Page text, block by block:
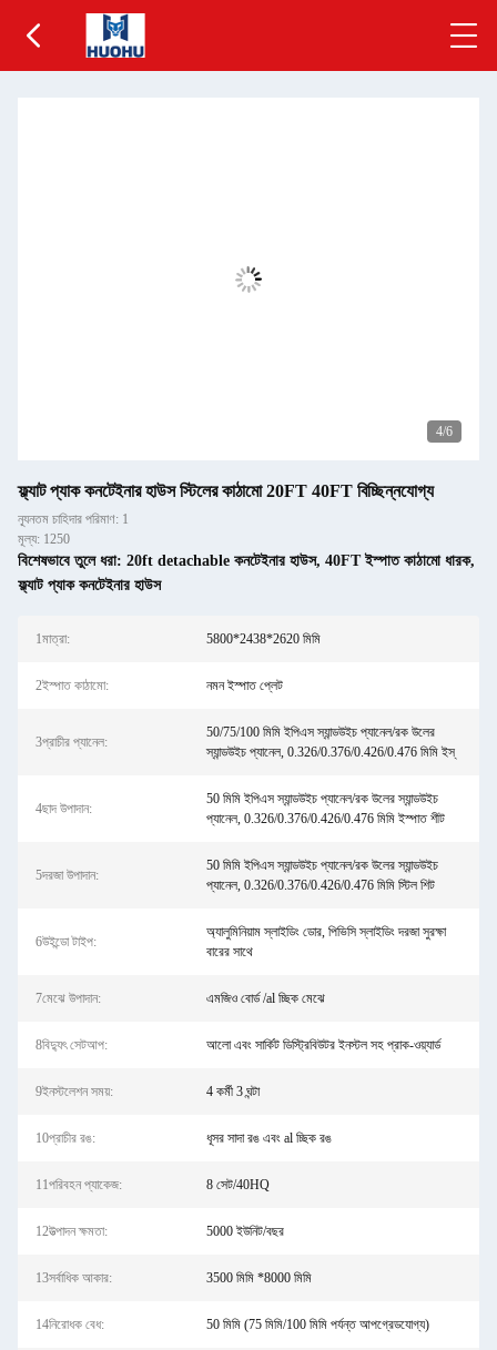
5/6
ফ্ল্যাট প্যাক কনটেইনার হাউস স্টিলের কাঠামো 20FT 40FT বিচ্ছিন্নযোগ্য
ন্যূনতম চাহিদার পরিমাণ: 1
মূল্য: 1250
বিশেষভাবে তুলে ধরা: 20ft detachable কনটেইনার হাউস, 40FT ইস্পাত কাঠামো ধারক,
ফ্ল্যাট প্যাক কনটেইনার হাউস
1মাত্রা: 5800*2438*2620 মিমি
2ইস্পাত কাঠামো: নমন ইস্পাত প্লেট
3প্রাচীর প্যানেল:
50/75/100 মিমি ইপিএস স্যান্ডউইচ প্যানেল/রক উলের
স্যান্ডউইচ প্যানেল, 0.326/0.376/0.426/0.476 মিমি ইস্
4ছাদ উপাদান:
50 মিমি ইপিএস স্যান্ডউইচ প্যানেল/রক উলের স্যান্ডউইচ
প্যানেল, 0.326/0.376/0.426/0.476 মিমি ইস্পাত শীট
5দরজা উপাদান:
50 মিমি ইপিএস স্যান্ডউইচ প্যানেল/রক উলের স্যান্ডউইচ
প্যানেল, 0.326/0.376/0.426/0.476 মিমি স্টিল শিট
6উইন্ডো টাইপ:
অ্যালুমিনিয়াম স্লাইডিং ডোর, পিভিসি স্লাইডিং দরজা সুরক্ষা
বারের সাথে
7মেঝে উপাদান: এমজিও বোর্ড /al চ্ছিক মেঝে
8বিদ্যুৎ সেটআপ: আলো এবং সার্কিট ডিস্ট্রিবিউটর ইনস্টল সহ প্রাক-ওয়্যার্ড
9ইনস্টলেশন সময়: 4 কর্মী 3 ঘন্টা
10প্রাচীর রঙ: ধূসর সাদা রঙ এবং al চ্ছিক রঙ
11পরিবহন প্যাকেজ: 8 সেট/40HQ
12উত্পাদন ক্ষমতা: 5000 ইউনিট/বছর
13সর্বাধিক আকার: 3500 মিমি *8000 মিমি
14নিরোধক বেধ: 50 মিমি (75 মিমি/100 মিমি পর্যন্ত আপগ্রেডযোগ্য)